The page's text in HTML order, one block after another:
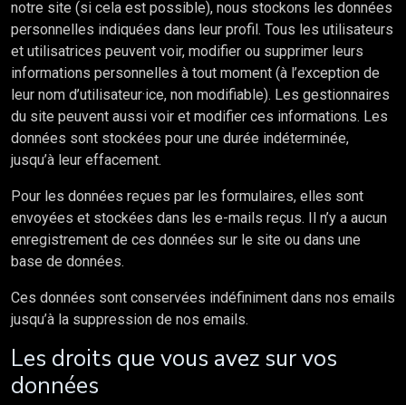
notre site (si cela est possible), nous stockons les données
personnelles indiquées dans leur profil. Tous les utilisateurs
et utilisatrices peuvent voir, modifier ou supprimer leurs
informations personnelles à tout moment (à l’exception de
leur nom d’utilisateur·ice, non modifiable). Les gestionnaires
du site peuvent aussi voir et modifier ces informations. Les
données sont stockées pour une durée indéterminée,
jusqu’à leur effacement.
Pour les données reçues par les formulaires, elles sont
envoyées et stockées dans les e-mails reçus. Il n’y a aucun
enregistrement de ces données sur le site ou dans une
base de données.
Ces données sont conservées indéfiniment dans nos emails
jusqu’à la suppression de nos emails.
Les droits que vous avez sur vos
données